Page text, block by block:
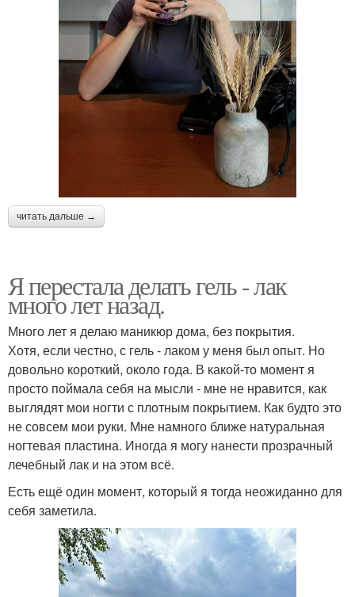
читать дальше →
Я перестала делать гель - лак
много лет назад.
Много лет я делаю маникюр дома, без покрытия.
Хотя, если честно, с гель - лаком у меня был опыт. Но
довольно короткий, около года. В какой-то момент я
просто поймала себя на мысли - мне не нравится, как
выглядят мои ногти с плотным покрытием. Как будто это
не совсем мои руки. Мне намного ближе натуральная
ногтевая пластина. Иногда я могу нанести прозрачный
лечебный лак и на этом всё.
Есть ещё один момент, который я тогда неожиданно для
себя заметила.